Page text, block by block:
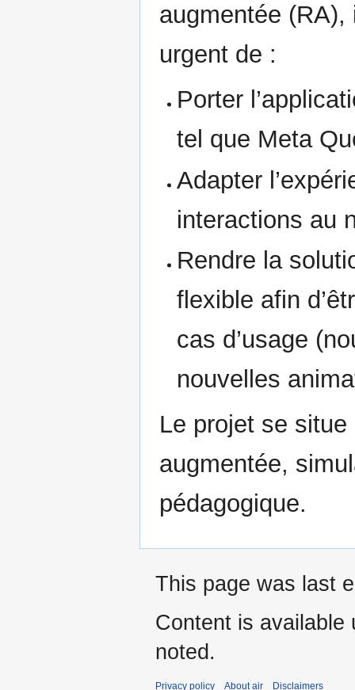
augmentée (RA),
urgent de :
Porter
tel que Meta
Adapter
interactions au
Rendre la
flexible afin
cas d’usage
nouvelles
Le projet se situe
augmentée,
pédagogique.
This page was last
Content is available
noted.
Privacy policy About air Disclaimers